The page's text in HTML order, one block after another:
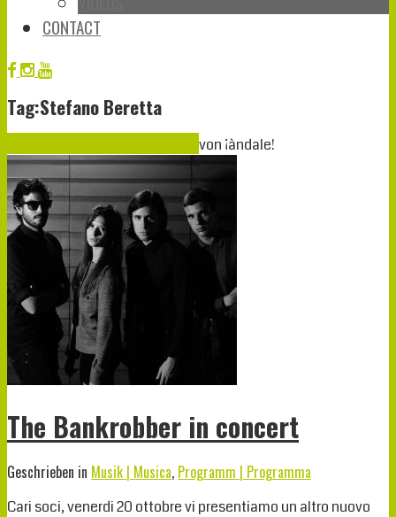
CONTACT
Tag:Stefano Beretta
von ¡àndale!
The Bankrobber in concert
Geschrieben in Musik | Musica, Programm | Programma
Cari soci, venerdi 20 ottobre vi presentiamo un altro nuovo